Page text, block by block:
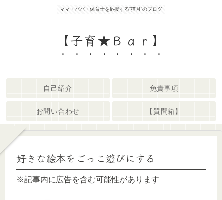
ママ・パパ・保育士を応援する“猫月”のブログ
【子育★Ｂａｒ】
自己紹介 免責事項
お問い合わせ 【質問箱】
好きな絵本をごっこ遊びにする
※記事内に広告を含む可能性があります